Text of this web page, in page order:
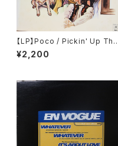
【LP】Poco / Pickin' Up The
Pieces
¥2,200